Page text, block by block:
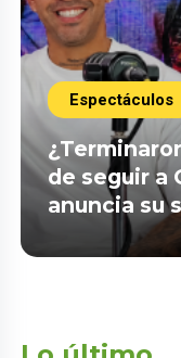
Espectáculos
de seguir a
anuncia su